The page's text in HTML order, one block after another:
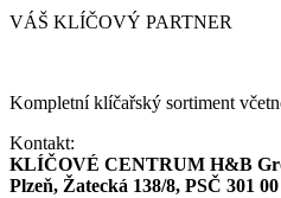
VÁŠ KLÍČOVÝ PARTNER
Kompletní klíčařský sortiment
Kontakt:
KLÍČOVÉ CENTRUM H&B
Plzeň, Žatecká 138/8, PSČ 301 00